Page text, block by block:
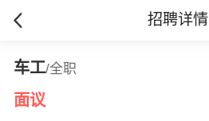
招聘详情
车工/全职
面议